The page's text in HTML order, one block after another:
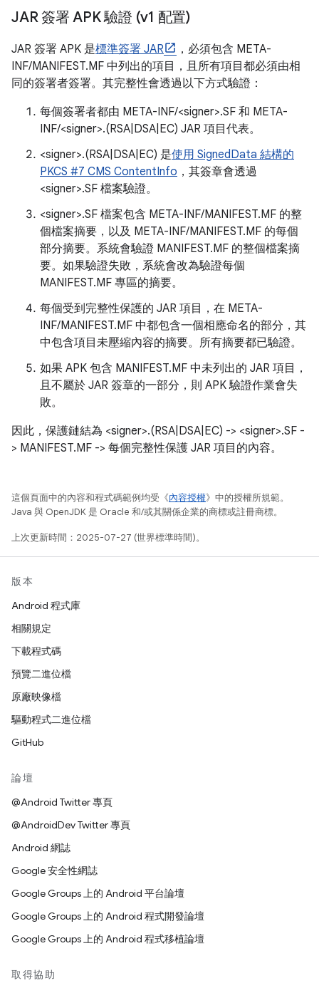
JAR 簽署 APK 驗證 (v1 配置)
JAR 簽署 APK 是標準簽署 JAR
，必須包含 META-
INF/MANIFEST.MF 中列出的項目，且所有項目都必須由相
同的簽署者簽署。其完整性會透過以下方式驗證：
每個簽署者都由 META-INF/<signer>.SF 和 META-
INF/<signer>.(RSA|DSA|EC) JAR 項目代表。
<signer>.(RSA|DSA|EC) 是使用 SignedData 結構的
PKCS #7 CMS ContentInfo ，其簽章會透過
<signer>.SF 檔案驗證。
<signer>.SF 檔案包含 META-INF/MANIFEST.MF 的整
個檔案摘要，以及 META-INF/MANIFEST.MF 的每個
部分摘要。系統會驗證 MANIFEST.MF 的整個檔案摘
要。如果驗證失敗，系統會改為驗證每個
MANIFEST.MF 專區的摘要。
每個受到完整性保護的 JAR 項目，在 META-
INF/MANIFEST.MF 中都包含一個相應命名的部分，其
中包含項目未壓縮內容的摘要。所有摘要都已驗證。
如果 APK 包含 MANIFEST.MF 中未列出的 JAR 項目，
且不屬於 JAR 簽章的一部分，則 APK 驗證作業會失
敗。
因此，保護鏈結為 <signer>.(RSA|DSA|EC) -> <signer>.SF -
> MANIFEST.MF -> 每個完整性保護 JAR 項目的內容。
這個頁面中的內容和程式碼範例均受《內容授權》中的授權所規範。
Java 與 OpenJDK 是 Oracle 和/或其關係企業的商標或註冊商標。
上次更新時間：2025-07-27 (世界標準時間)。
版本
Android 程式庫
相關規定
下載程式碼
預覽二進位檔
原廠映像檔
驅動程式二進位檔
GitHub
論壇
@Android Twitter 專頁
@AndroidDev Twitter 專頁
Android 網誌
Google 安全性網誌
Google Groups 上的 Android 平台論壇
Google Groups 上的 Android 程式開發論壇
Google Groups 上的 Android 程式移植論壇
取得協助